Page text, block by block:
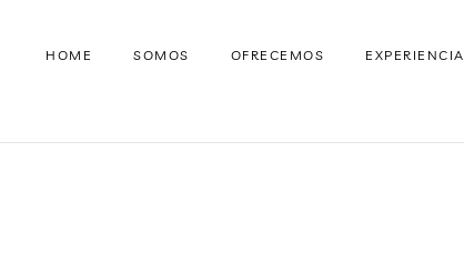
HOME SOMOS OFRECEMOS EXPERIENCIA